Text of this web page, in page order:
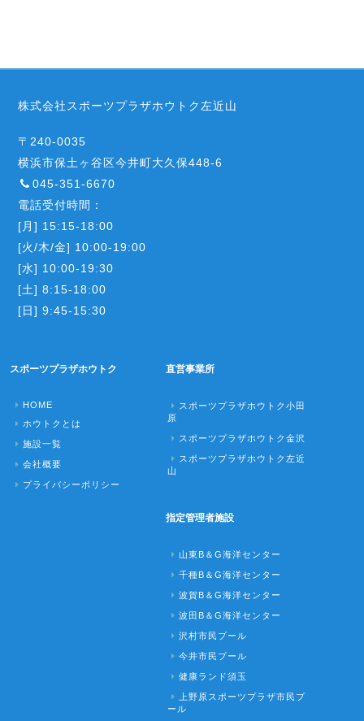
株式会社スポーツプラザホウトク左近山
〒240-0035
横浜市保土ヶ谷区今井町大久保448-6
045-351-6670
電話受付時間：
[月] 15:15-18:00
[火/木/金] 10:00-19:00
[水] 10:00-19:30
[土] 8:15-18:00
[日] 9:45-15:30
スポーツプラザホウトク
HOME
ホウトクとは
施設一覧
会社概要
プライバシーポリシー
直営事業所
スポーツプラザホウトク小田
原
スポーツプラザホウトク金沢
スポーツプラザホウトク左近
山
指定管理者施設
山東B＆G海洋センター
千種B＆G海洋センター
波賀B＆G海洋センター
波田B＆G海洋センター
沢村市民プール
今井市民プール
健康ランド須玉
上野原スポーツプラザ市民プ
ール